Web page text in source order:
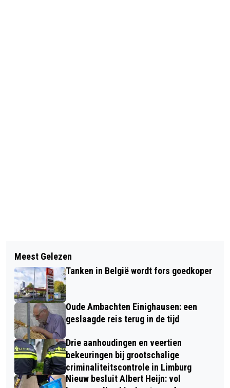
FIETSPAD TUSSEN SPORTZONE
SITTARD EN DE BUURT LANDGRAAF
KRIJGT VERLICHTING
GILDE DE GRAVEN HEEFT VOOR DEZE
CURSUSSEN NOG ENKELE PLEKKEN
VRIJ
Meest Gelezen
Tanken in België wordt fors goedkoper
Oude Ambachten Einighausen: een
geslaagde reis terug in de tijd
Drie aanhoudingen en veertien
bekeuringen bij grootschalige
criminaliteitscontrole in Limburg
Nieuw besluit Albert Heijn: vol